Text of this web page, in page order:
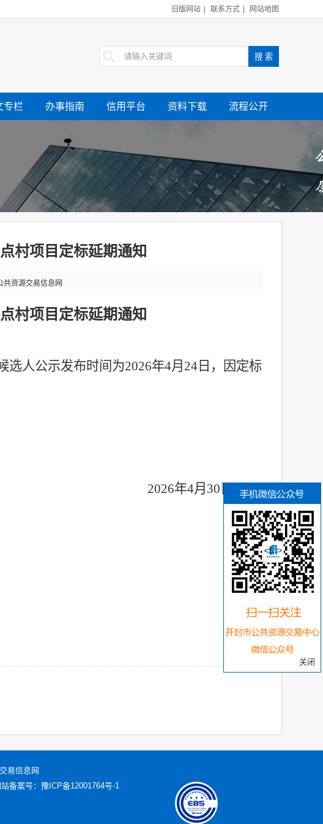
关闭
旧版网站 联系方式 网站地图
专栏 办事指南 信用平台 资料下载 流程公开
村项目定标延期通知
共资源交易信息网
村项目定标延期通知
选人公示发布时间为2026年4月24日，因定标
2026年4月30日
易信息网
站备案号： 豫ICP备12001764号-1